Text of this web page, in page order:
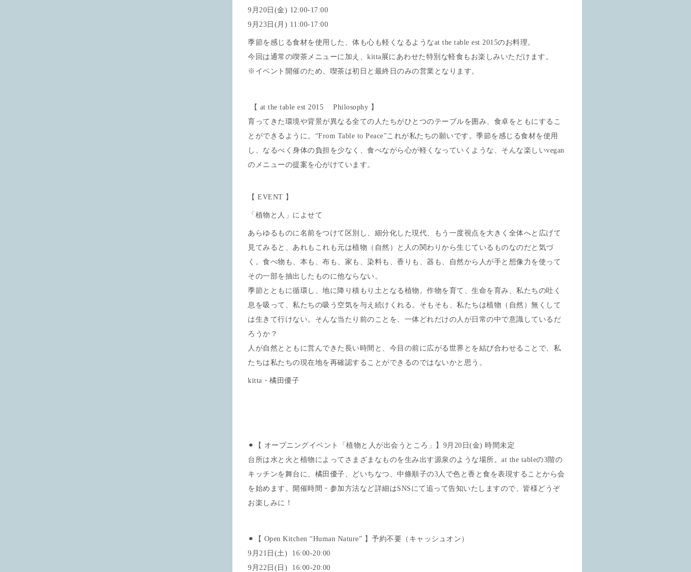
9月20日(金) 12:00-17:00
9月23日(月) 11:00-17:00
季節を感じる食材を使用した、体も心も軽くなるようなat the table est 2015のお料理。
今回は通常の喫茶メニューに加え、kitta展にあわせた特別な軽食もお楽しみいただけます。
※イベント開催のため、喫茶は初日と最終日のみの営業となります。
【 at the table est 2015 Philosophy 】
育ってきた環境や背景が異なる全ての人たちがひとつのテーブルを囲み、食卓をともにするこ
とができるように。“From Table to Peace”これが私たちの願いです。季節を感じる食材を使用
し、なるべく身体の負担を少なく、食べながら心が軽くなっていくような、そんな楽しいvegan
のメニューの提案を心がけています。
【 EVENT 】
「植物と人」によせて
あらゆるものに名前をつけて区別し、細分化した現代、もう一度視点を大きく全体へと広げて
見てみると、あれもこれも元は植物（自然）と人の関わりから生じているものなのだと気づ
く。食べ物も、本も、布も、家も、染料も、香りも、器も、自然から人が手と想像力を使って
その一部を抽出したものに他ならない。
季節とともに循環し、地に降り積もり土となる植物。作物を育て、生命を育み、私たちの吐く
息を吸って、私たちの吸う空気を与え続けくれる。そもそも、私たちは植物（自然）無くして
は生きて行けない。そんな当たり前のことを、一体どれだけの人が日常の中で意識しているだ
ろうか？
人が自然とともに営んできた長い時間と、今目の前に広がる世界とを結び合わせることで、私
たちは私たちの現在地を再確認することができるのではないかと思う。
kitta・橘田優子
⚫︎【 オープニングイベント「植物と人が出会うところ」】9月20日(金) 時間未定
台所は水と火と植物によってさまざまなものを生み出す源泉のような場所。at the tableの3階の
キッチンを舞台に、橘田優子、どいちなつ、中條順子の3人で色と香と食を表現することから会
を始めます。開催時間・参加方法など詳細はSNSにて追って告知いたしますので、皆様どうぞ
お楽しみに！
⚫︎【 Open Kitchen “Human Nature” 】予約不要（キャッシュオン）
9月21日(土) 16:00-20:00
9月22日(日) 16:00-20:00